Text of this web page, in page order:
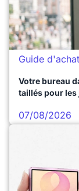
Guide d'achat
Votre bureau
taillés pour les
07/08/2026